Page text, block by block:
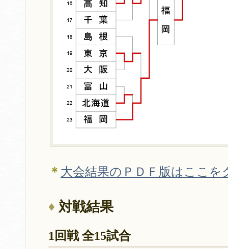
＊ 大会結果のＰＤＦ版はここ
対戦結果
1回戦 全15試合